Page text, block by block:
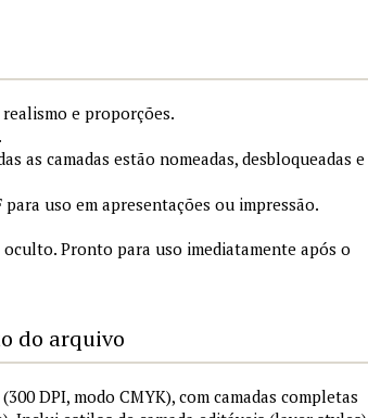
e proporções.
as camadas estão nomeadas, desbloqueadas e
para uso em apresentações ou impressão.
Pronto para uso imediatamente após o
do arquivo
DPI, modo CMYK), com camadas completas